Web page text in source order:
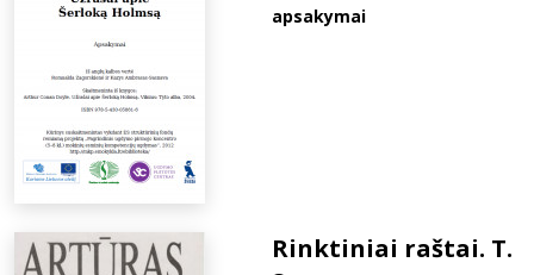
apsakymai
Rinktiniai raštai. T.